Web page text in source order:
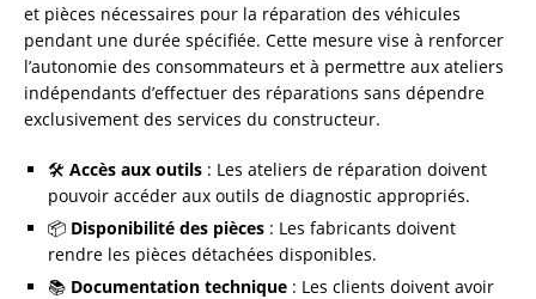
et pièces nécessaires pour la réparation des véhicules
pendant une durée spécifiée. Cette mesure vise à renforcer
l’autonomie des consommateurs et à permettre aux ateliers
indépendants d’effectuer des réparations sans dépendre
exclusivement des services du constructeur.
🛠️ Accès aux outils : Les ateliers de réparation doivent
pouvoir accéder aux outils de diagnostic appropriés.
📦 Disponibilité des pièces : Les fabricants doivent
rendre les pièces détachées disponibles.
📚 Documentation technique : Les clients doivent avoir